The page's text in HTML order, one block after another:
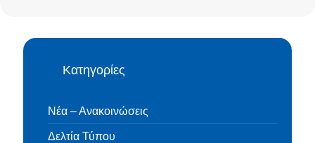
Κατηγορίες
Νέα – Ανακοινώσεις
Δελτία Τύπου